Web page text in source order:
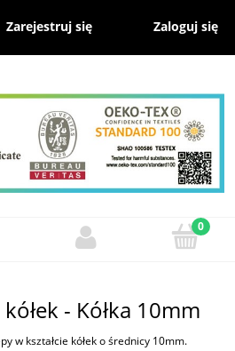
Zarejestruj się Zaloguj się
- Kółka 10mm
w kształcie kółek o średnicy 10mm.